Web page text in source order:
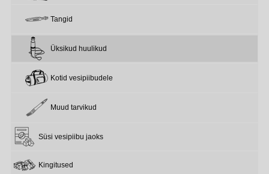
Tangid
Üksikud huulikud
Kotid vesipiibudele
Muud tarvikud
Süsi vesipiibu jaoks
Kingitused